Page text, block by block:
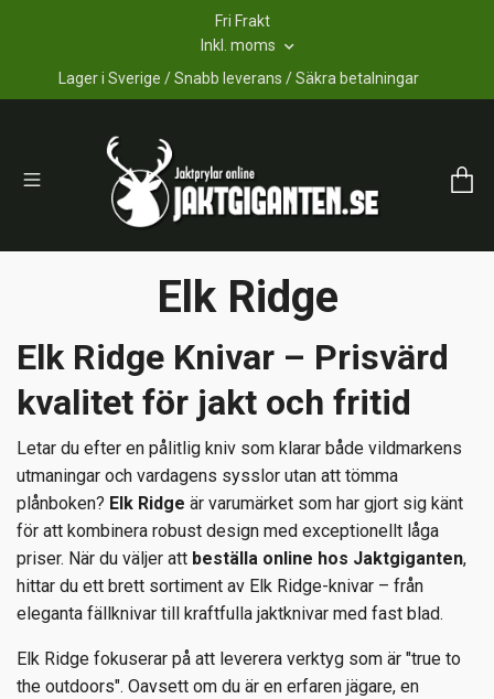
Fri Frakt
Inkl. moms
Lager i Sverige / Snabb leverans / Säkra betalningar
Elk Ridge
Elk Ridge Knivar – Prisvärd
kvalitet för jakt och fritid
Letar du efter en pålitlig kniv som klarar både vildmarkens
utmaningar och vardagens sysslor utan att tömma
plånboken? Elk Ridge är varumärket som har gjort sig känt
för att kombinera robust design med exceptionellt låga
priser. När du väljer att beställa online hos Jaktgiganten,
hittar du ett brett sortiment av Elk Ridge-knivar – från
eleganta fällknivar till kraftfulla jaktknivar med fast blad.
Elk Ridge fokuserar på att leverera verktyg som är "true to
the outdoors". Oavsett om du är en erfaren jägare, en